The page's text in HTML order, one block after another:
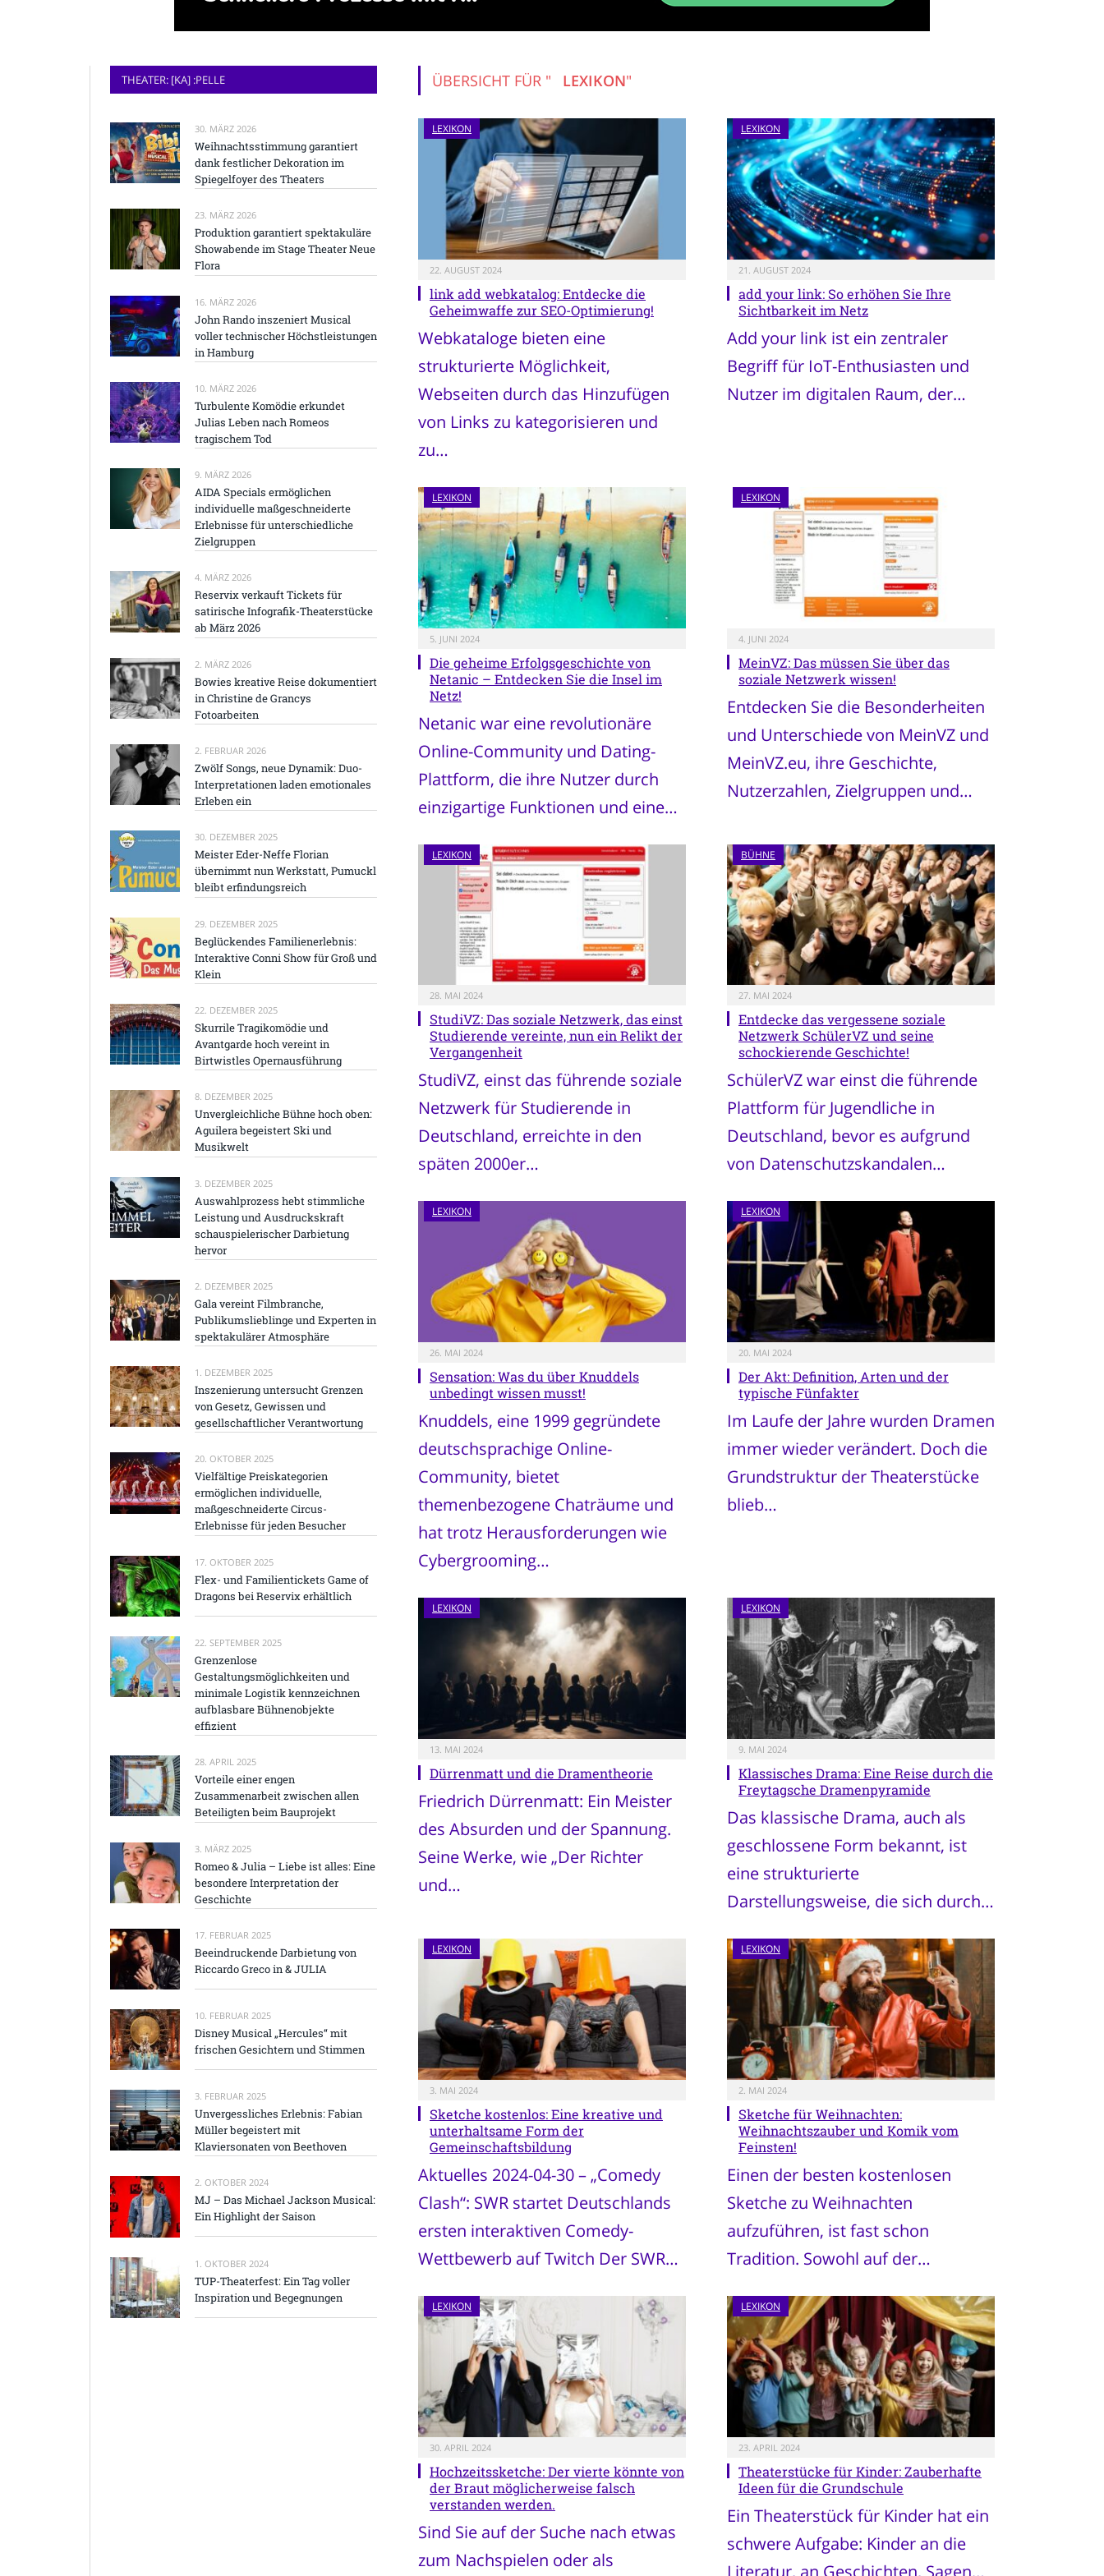
ÜBERSICHT FÜR " LEXIKON"
LEXIKON
22. AUGUST 2024
link add webkatalog: Entdecke die
Geheimwaffe zur SEO-Optimierung!
Webkataloge bieten eine
strukturierte Möglichkeit,
Webseiten durch das Hinzufügen
von Links zu kategorisieren und
zu…
LEXIKON
21. AUGUST 2024
add your link: So erhöhen Sie Ihre
Sichtbarkeit im Netz
Add your link ist ein zentraler
Begriff für IoT-Enthusiasten und
Nutzer im digitalen Raum, der…
LEXIKON
5. JUNI 2024
Die geheime Erfolgsgeschichte von
Netanic – Entdecken Sie die Insel im
Netz!
Netanic war eine revolutionäre
Online-Community und Dating-
Plattform, die ihre Nutzer durch
einzigartige Funktionen und eine…
LEXIKON
4. JUNI 2024
MeinVZ: Das müssen Sie über das
soziale Netzwerk wissen!
Entdecken Sie die Besonderheiten
und Unterschiede von MeinVZ und
MeinVZ.eu, ihre Geschichte,
Nutzerzahlen, Zielgruppen und…
LEXIKON
28. MAI 2024
StudiVZ: Das soziale Netzwerk, das einst
Studierende vereinte, nun ein Relikt der
Vergangenheit
StudiVZ, einst das führende soziale
Netzwerk für Studierende in
Deutschland, erreichte in den
späten 2000er…
BÜHNE
27. MAI 2024
Entdecke das vergessene soziale
Netzwerk SchülerVZ und seine
schockierende Geschichte!
SchülerVZ war einst die führende
Plattform für Jugendliche in
Deutschland, bevor es aufgrund
von Datenschutzskandalen…
LEXIKON
26. MAI 2024
Sensation: Was du über Knuddels
unbedingt wissen musst!
Knuddels, eine 1999 gegründete
deutschsprachige Online-
Community, bietet
themenbezogene Chaträume und
hat trotz Herausforderungen wie
Cybergrooming…
LEXIKON
20. MAI 2024
Der Akt: Definition, Arten und der
typische Fünfakter
Im Laufe der Jahre wurden Dramen
immer wieder verändert. Doch die
Grundstruktur der Theaterstücke
blieb…
LEXIKON
13. MAI 2024
Dürrenmatt und die Dramentheorie
Friedrich Dürrenmatt: Ein Meister
des Absurden und der Spannung.
Seine Werke, wie „Der Richter
und…
LEXIKON
9. MAI 2024
Klassisches Drama: Eine Reise durch die
Freytagsche Dramenpyramide
Das klassische Drama, auch als
geschlossene Form bekannt, ist
eine strukturierte
Darstellungsweise, die sich durch…
LEXIKON
3. MAI 2024
Sketche kostenlos: Eine kreative und
unterhaltsame Form der
Gemeinschaftsbildung
Aktuelles 2024-04-30 – „Comedy
Clash“: SWR startet Deutschlands
ersten interaktiven Comedy-
Wettbewerb auf Twitch Der SWR…
LEXIKON
2. MAI 2024
Sketche für Weihnachten:
Weihnachtszauber und Komik vom
Feinsten!
Einen der besten kostenlosen
Sketche zu Weihnachten
aufzuführen, ist fast schon
Tradition. Sowohl auf der…
LEXIKON
30. APRIL 2024
Hochzeitssketche: Der vierte könnte von
der Braut möglicherweise falsch
verstanden werden.
Sind Sie auf der Suche nach etwas
zum Nachspielen oder als
LEXIKON
23. APRIL 2024
Theaterstücke für Kinder: Zauberhafte
Ideen für die Grundschule
Ein Theaterstück für Kinder hat ein
schwere Aufgabe: Kinder an die
Literatur, an Geschichten, Sagen…
THEATER: [KA] :PELLE
30. MÄRZ 2026
Weihnachtsstimmung garantiert
dank festlicher Dekoration im
Spiegelfoyer des Theaters
23. MÄRZ 2026
Produktion garantiert spektakuläre
Showabende im Stage Theater Neue
Flora
16. MÄRZ 2026
John Rando inszeniert Musical
voller technischer Höchstleistungen
in Hamburg
10. MÄRZ 2026
Turbulente Komödie erkundet
Julias Leben nach Romeos
tragischem Tod
9. MÄRZ 2026
AIDA Specials ermöglichen
individuelle maßgeschneiderte
Erlebnisse für unterschiedliche
Zielgruppen
4. MÄRZ 2026
Reservix verkauft Tickets für
satirische Infografik-Theaterstücke
ab März 2026
2. MÄRZ 2026
Bowies kreative Reise dokumentiert
in Christine de Grancys
Fotoarbeiten
2. FEBRUAR 2026
Zwölf Songs, neue Dynamik: Duo-
Interpretationen laden emotionales
Erleben ein
30. DEZEMBER 2025
Meister Eder-Neffe Florian
übernimmt nun Werkstatt, Pumuckl
bleibt erfindungsreich
29. DEZEMBER 2025
Beglückendes Familienerlebnis:
Interaktive Conni Show für Groß und
Klein
22. DEZEMBER 2025
Skurrile Tragikomödie und
Avantgarde hoch vereint in
Birtwistles Opernausführung
8. DEZEMBER 2025
Unvergleichliche Bühne hoch oben:
Aguilera begeistert Ski und
Musikwelt
3. DEZEMBER 2025
Auswahlprozess hebt stimmliche
Leistung und Ausdruckskraft
schauspielerischer Darbietung
hervor
2. DEZEMBER 2025
Gala vereint Filmbranche,
Publikumslieblinge und Experten in
spektakulärer Atmosphäre
1. DEZEMBER 2025
Inszenierung untersucht Grenzen
von Gesetz, Gewissen und
gesellschaftlicher Verantwortung
20. OKTOBER 2025
Vielfältige Preiskategorien
ermöglichen individuelle,
maßgeschneiderte Circus-
Erlebnisse für jeden Besucher
17. OKTOBER 2025
Flex- und Familientickets Game of
Dragons bei Reservix erhältlich
22. SEPTEMBER 2025
Grenzenlose
Gestaltungsmöglichkeiten und
minimale Logistik kennzeichnen
aufblasbare Bühnenobjekte
effizient
28. APRIL 2025
Vorteile einer engen
Zusammenarbeit zwischen allen
Beteiligten beim Bauprojekt
3. MÄRZ 2025
Romeo & Julia – Liebe ist alles: Eine
besondere Interpretation der
Geschichte
17. FEBRUAR 2025
Beeindruckende Darbietung von
Riccardo Greco in & JULIA
10. FEBRUAR 2025
Disney Musical „Hercules“ mit
frischen Gesichtern und Stimmen
3. FEBRUAR 2025
Unvergessliches Erlebnis: Fabian
Müller begeistert mit
Klaviersonaten von Beethoven
2. OKTOBER 2024
MJ – Das Michael Jackson Musical:
Ein Highlight der Saison
1. OKTOBER 2024
TUP-Theaterfest: Ein Tag voller
Inspiration und Begegnungen